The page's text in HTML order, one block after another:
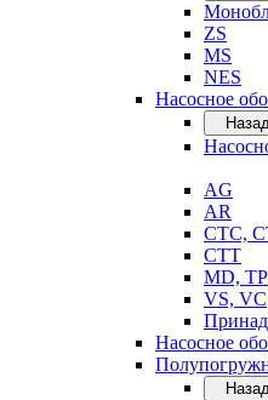
ZS
MS
NES
Насосное
AG
AR
CTC,
CTT
MD, TP
VS, VC
Насосное